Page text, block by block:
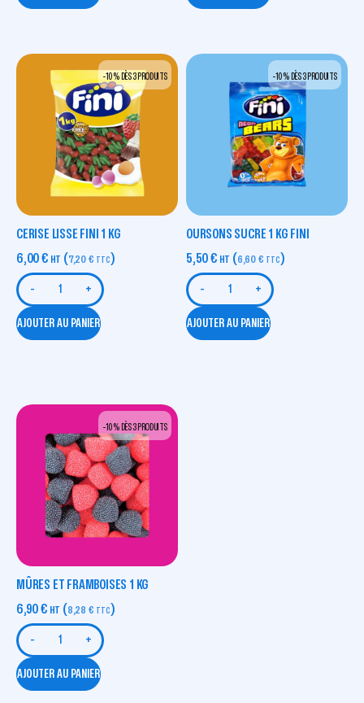
-10 % DÈS 3 PRODUITS
CERISE LISSE FINI 1 KG
6,00€ HT (7,20 € TTC)
- +
AJOUTER AU PANIER
-10 % DÈS 3 PRODUITS
OURSONS SUCRE 1 KG FINI
5,50€ HT (6,60 € TTC)
- +
AJOUTER AU PANIER
-10 % DÈS 3 PRODUITS
MÛRES ET FRAMBOISES 1 KG
6,90€ HT (8,28 € TTC)
- +
AJOUTER AU PANIER